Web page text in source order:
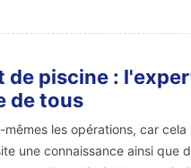
piscine :
de tous
les opérations, car
une connaissance ainsi que